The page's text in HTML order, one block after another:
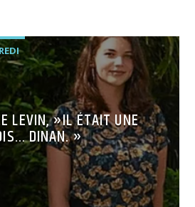
LEVIN, »IL ÉTAIT UNE
DINAN. »